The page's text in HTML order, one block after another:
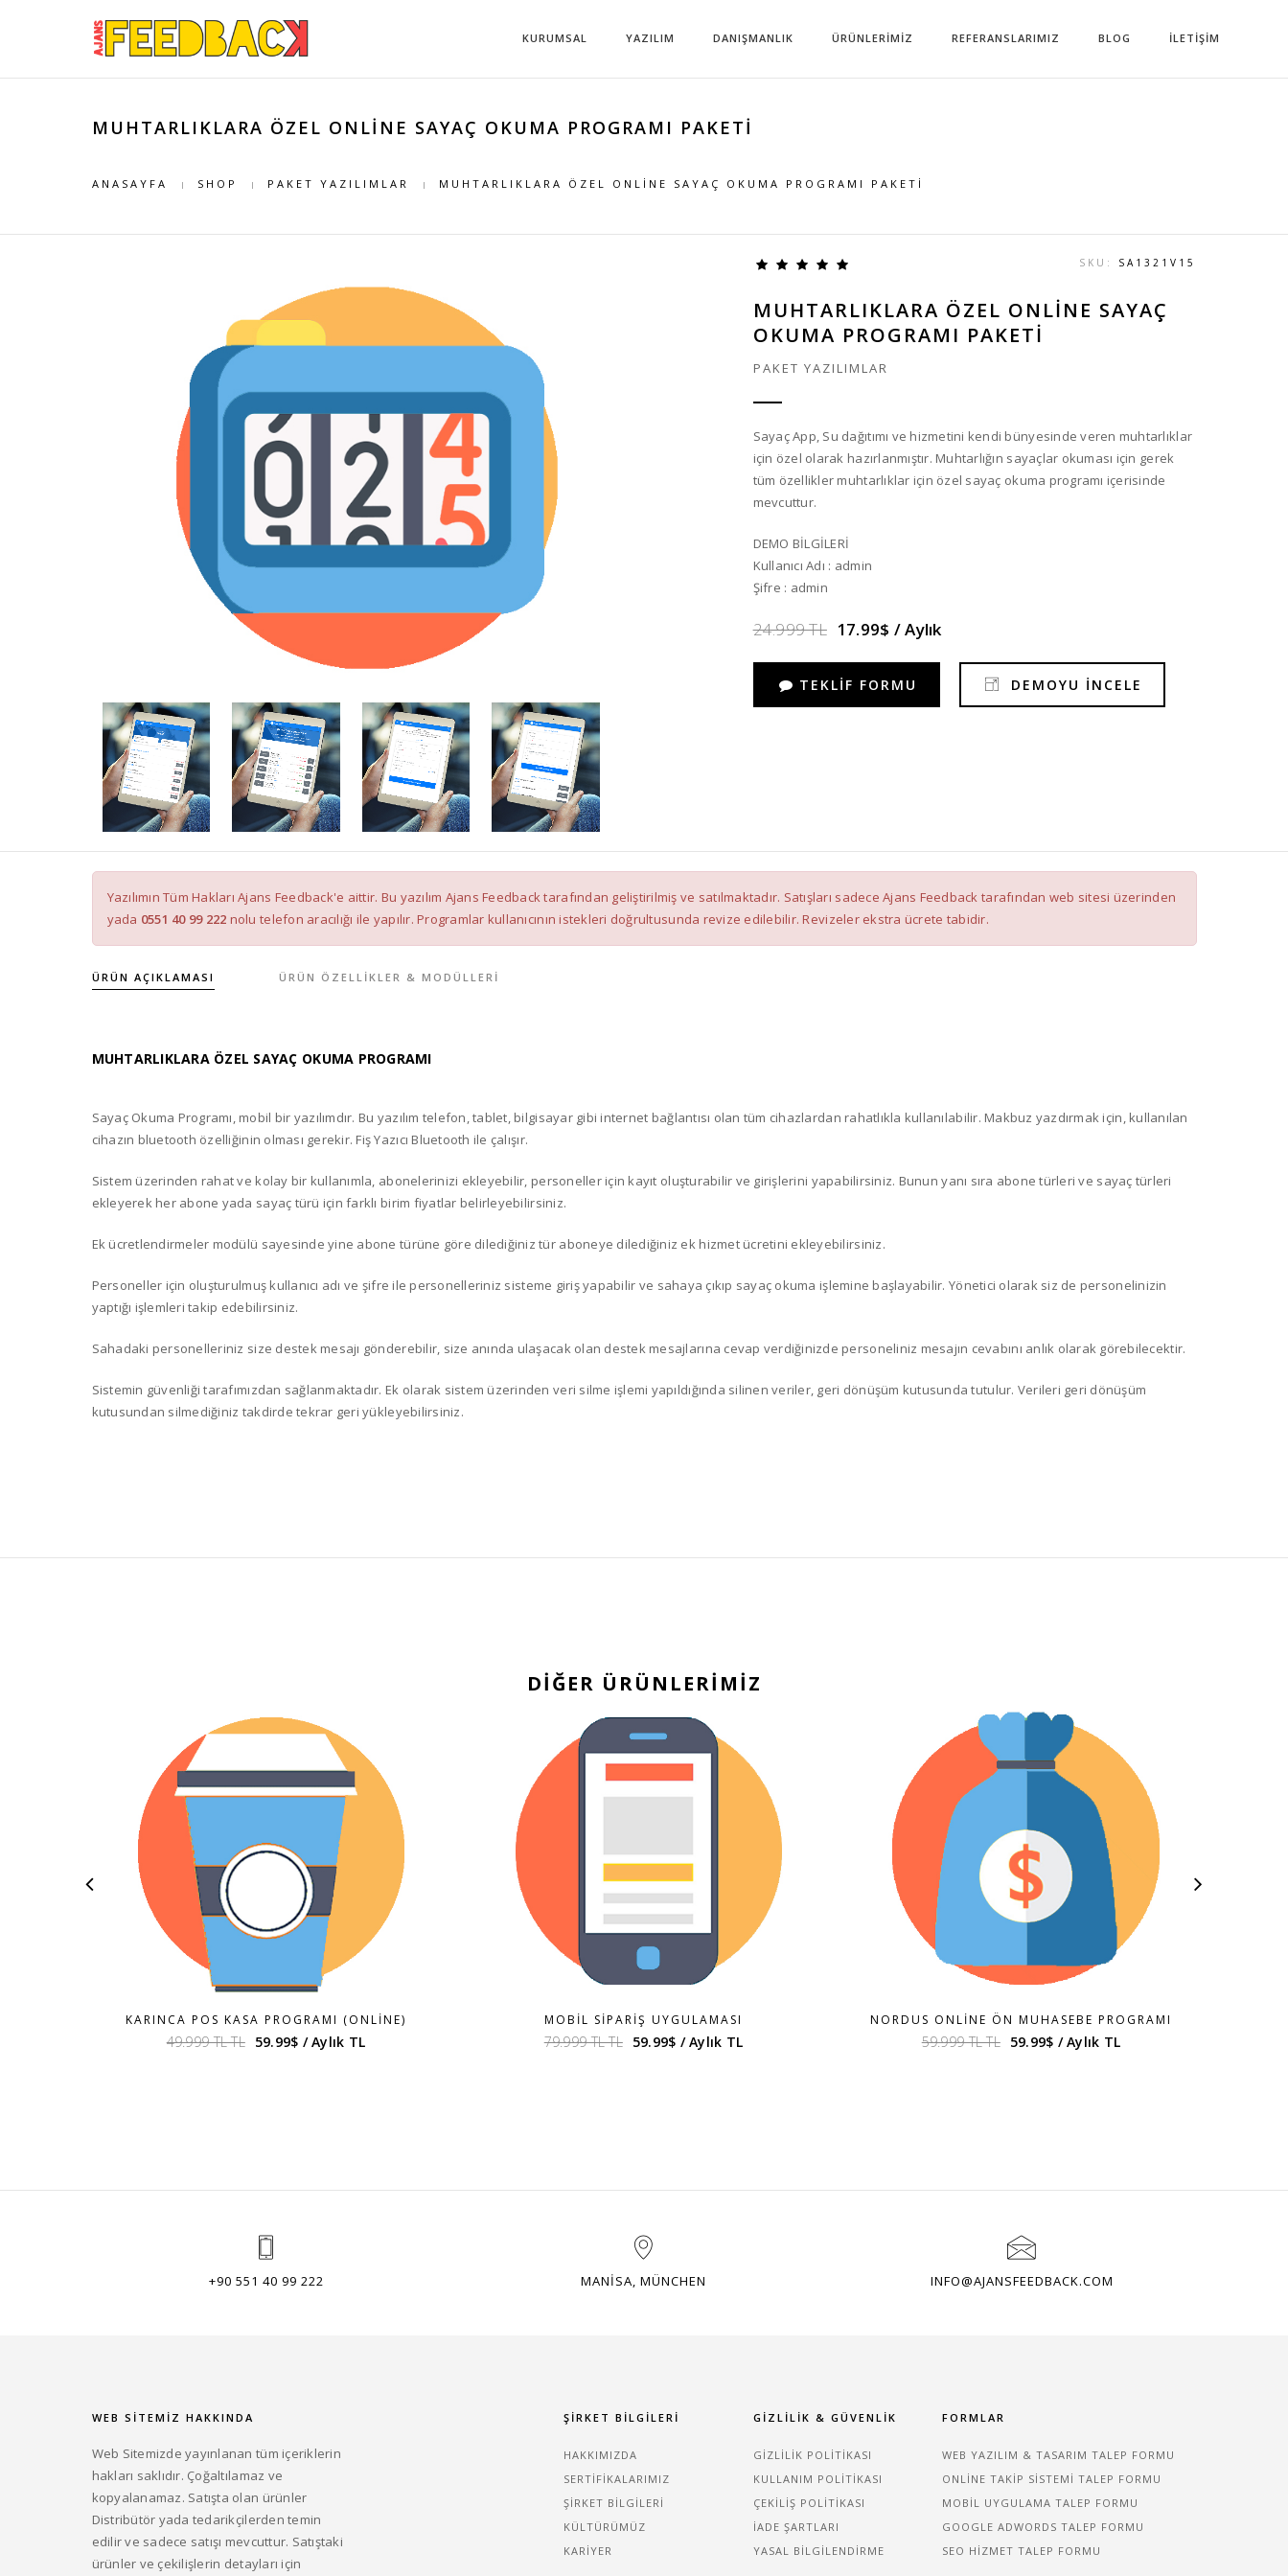
KURUMSAL YAZILIM DANIŞMANLIK ÜRÜNLERİMİZ REFERANSLARIMIZ BLOG İLETİŞİM
MUHTARLIKLARA ÖZEL ONLINE SAYAÇ OKUMA PROGRAMI PAKETI
ANASAYFA SHOP PAKET YAZILIMLAR MUHTARLIKLARA ÖZEL ONLINE SAYAÇ OKUMA PROGRAMI PAKETI
SKU: SA1321V15
MUHTARLIKLARA ÖZEL ONLINE SAYAÇ
OKUMA PROGRAMI PAKETI
PAKET YAZILIMLAR
Sayaç App, Su dağıtımı ve hizmetini kendi bünyesinde veren muhtarlıklar
için özel olarak hazırlanmıştır. Muhtarlığın sayaçlar okuması için gerek
tüm özellikler muhtarlıklar için özel sayaç okuma programı içerisinde
mevcuttur.
DEMO BİLGİLERİ
Kullanıcı Adı : admin
Şifre : admin
24.999 TL 17.99$ / Aylık
TEKLIF FORMU DEMOYU İNCELE
Yazılımın Tüm Hakları Ajans Feedback'e aittir. Bu yazılım Ajans Feedback tarafından geliştirilmiş ve satılmaktadır. Satışları sadece Ajans Feedback tarafından web sitesi üzerinden
yada 0551 40 99 222 nolu telefon aracılığı ile yapılır. Programlar kullanıcının istekleri doğrultusunda revize edilebilir. Revizeler ekstra ücrete tabidir.
ÜRÜN AÇIKLAMASI ÜRÜN ÖZELLIKLER & MODÜLLERI
MUHTARLIKLARA ÖZEL SAYAÇ OKUMA PROGRAMI
Sayaç Okuma Programı, mobil bir yazılımdır. Bu yazılım telefon, tablet, bilgisayar gibi internet bağlantısı olan tüm cihazlardan rahatlıkla kullanılabilir. Makbuz yazdırmak için, kullanılan
cihazın bluetooth özelliğinin olması gerekir. Fiş Yazıcı Bluetooth ile çalışır.
Sistem üzerinden rahat ve kolay bir kullanımla, abonelerinizi ekleyebilir, personeller için kayıt oluşturabilir ve girişlerini yapabilirsiniz. Bunun yanı sıra abone türleri ve sayaç türleri
ekleyerek her abone yada sayaç türü için farklı birim fiyatlar belirleyebilirsiniz.
Ek ücretlendirmeler modülü sayesinde yine abone türüne göre dilediğiniz tür aboneye dilediğiniz ek hizmet ücretini ekleyebilirsiniz.
Personeller için oluşturulmuş kullanıcı adı ve şifre ile personelleriniz sisteme giriş yapabilir ve sahaya çıkıp sayaç okuma işlemine başlayabilir. Yönetici olarak siz de personelinizin
yaptığı işlemleri takip edebilirsiniz.
Sahadaki personelleriniz size destek mesajı gönderebilir, size anında ulaşacak olan destek mesajlarına cevap verdiğinizde personeliniz mesajın cevabını anlık olarak görebilecektir.
Sistemin güvenliği tarafımızdan sağlanmaktadır. Ek olarak sistem üzerinden veri silme işlemi yapıldığında silinen veriler, geri dönüşüm kutusunda tutulur. Verileri geri dönüşüm
kutusundan silmediğiniz takdirde tekrar geri yükleyebilirsiniz.
DIĞER ÜRÜNLERIMIZ
KARINCA POS KASA PROGRAMI (ONLINE)
49.999 TL TL 59.99$ / Aylık TL
MOBIL SIPARIŞ UYGULAMASI
79.999 TL TL 59.99$ / Aylık TL
NORDUS ONLINE ÖN MUHASEBE PROGRAMI
59.999 TL TL 59.99$ / Aylık TL
+90 551 40 99 222 MANISA, MÜNCHEN INFO@AJANSFEEDBACK.COM
WEB SITEMIZ HAKKINDA
Web Sitemizde yayınlanan tüm içeriklerin
hakları saklıdır. Çoğaltılamaz ve
kopyalanamaz. Satışta olan ürünler
Distribütör yada tedarikçilerden temin
edilir ve sadece satışı mevcuttur. Satıştaki
ürünler ve çekilişlerin detayları için
ŞIRKET BILGILERI
HAKKIMIZDA
SERTIFIKALARIMIZ
ŞIRKET BILGILERI
KÜLTÜRÜMÜZ
KARIYER
GIZLILIK & GÜVENLIK
GIZLILIK POLITIKASI
KULLANIM POLITIKASI
ÇEKILIŞ POLITIKASI
İADE ŞARTLARI
YASAL BILGILENDIRME
FORMLAR
WEB YAZILIM & TASARIM TALEP FORMU
ONLINE TAKIP SISTEMI TALEP FORMU
MOBIL UYGULAMA TALEP FORMU
GOOGLE ADWORDS TALEP FORMU
SEO HIZMET TALEP FORMU